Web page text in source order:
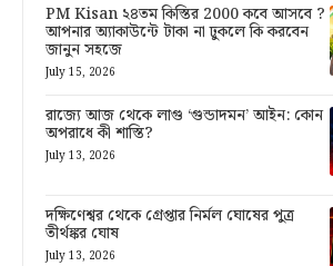
PM Kisan ২৪তম কিস্তির 2000 কবে আসবে ?
আপনার অ্যাকাউন্টে টাকা না ঢুকলে কি করবেন
জানুন সহজে
July 15, 2026
রাজ্যে আজ থেকে লাগু ‘গুন্ডাদমন’ আইন: কোন
অপরাধে কী শাস্তি?
July 13, 2026
দক্ষিণেশ্বর থেকে গ্রেপ্তার নির্মল ঘোষের পুত্র
তীর্থঙ্কর ঘোষ
July 13, 2026